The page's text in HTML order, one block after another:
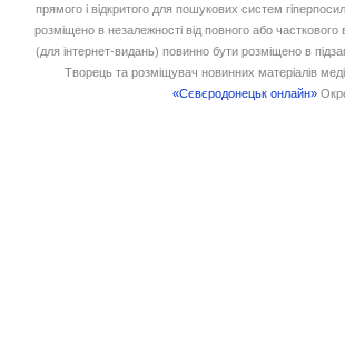
прямого і відкритого для пошукових систем
розміщено в незалежності від повного або
(для інтернет-видань) повинно бути розміщено в
Творець та розміщувач новинних матеріалів
«Сєвєродонецьк онлайн»